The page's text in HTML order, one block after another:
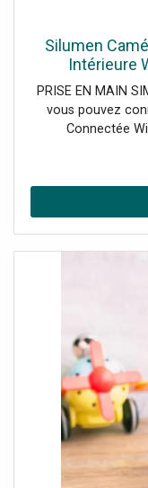
Silumen
Intérieure
PRISE EN MAIN
vous pouvez
Connectée
et Android. Vous
passe dans votre
absent. La
automatiquement
est possible de
votre habitation
d'une
Caméra de
1080p vous
à sa
rotations jusqu'à